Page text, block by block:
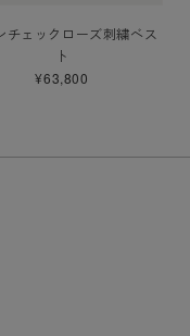
チェックローズ刺繍ベス
ト
¥63,800